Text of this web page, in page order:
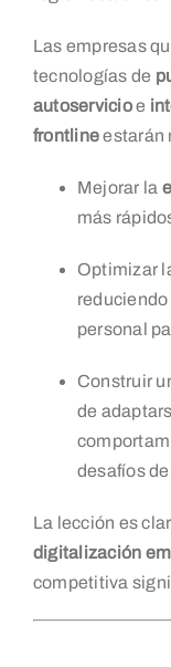
Las empresas
tecnologías de
autoservicioe
frontlineestarán
Mejorar la
más
Optimizar
personal
Construir
de
desafíos
La lección es
digitalización
competitiva